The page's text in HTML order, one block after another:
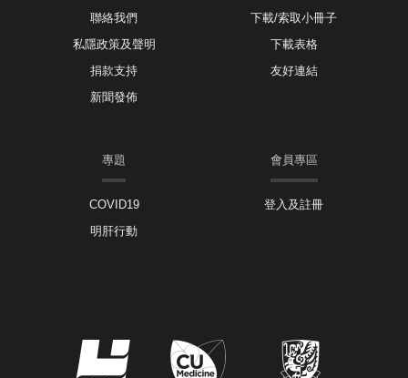
聯絡我們
私隱政策及聲明
捐款支持
新聞發佈
下載/索取小冊子
下載表格
友好連結
專題
COVID19
明肝行動
會員專區
登入及註冊